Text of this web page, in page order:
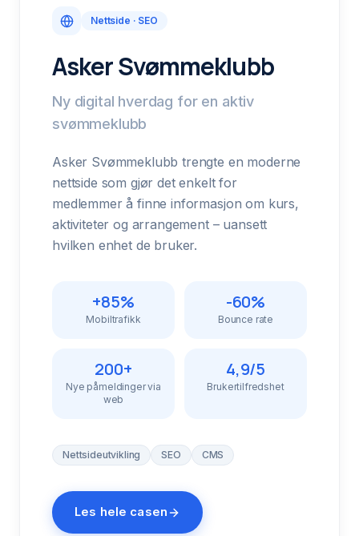
Nettside · SEO
Asker Svømmeklubb
Ny digital hverdag for en aktiv
svømmeklubb
Asker Svømmeklubb trengte en moderne
nettside som gjør det enkelt for
medlemmer å finne informasjon om kurs,
aktiviteter og arrangement – uansett
hvilken enhet de bruker.
+85%
Mobiltrafikk
-60%
Bounce rate
200+
Nye påmeldinger via
web
4,9/5
Brukertilfredshet
Nettsideutvikling SEO CMS
Les hele casen